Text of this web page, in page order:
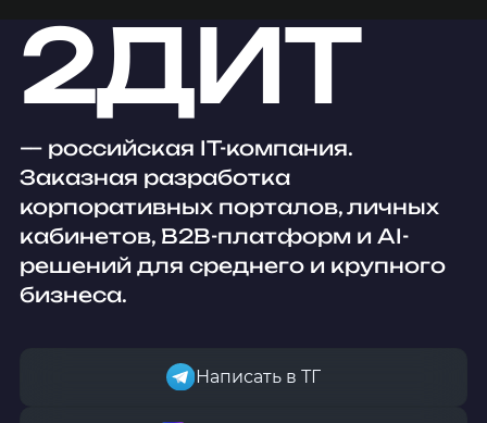
2ДИТ
— российская IT-компания.
Заказная разработка
корпоративных порталов, личных
кабинетов, B2B-платформ и AI-
решений для среднего и крупного
бизнеса.
Написать в ТГ